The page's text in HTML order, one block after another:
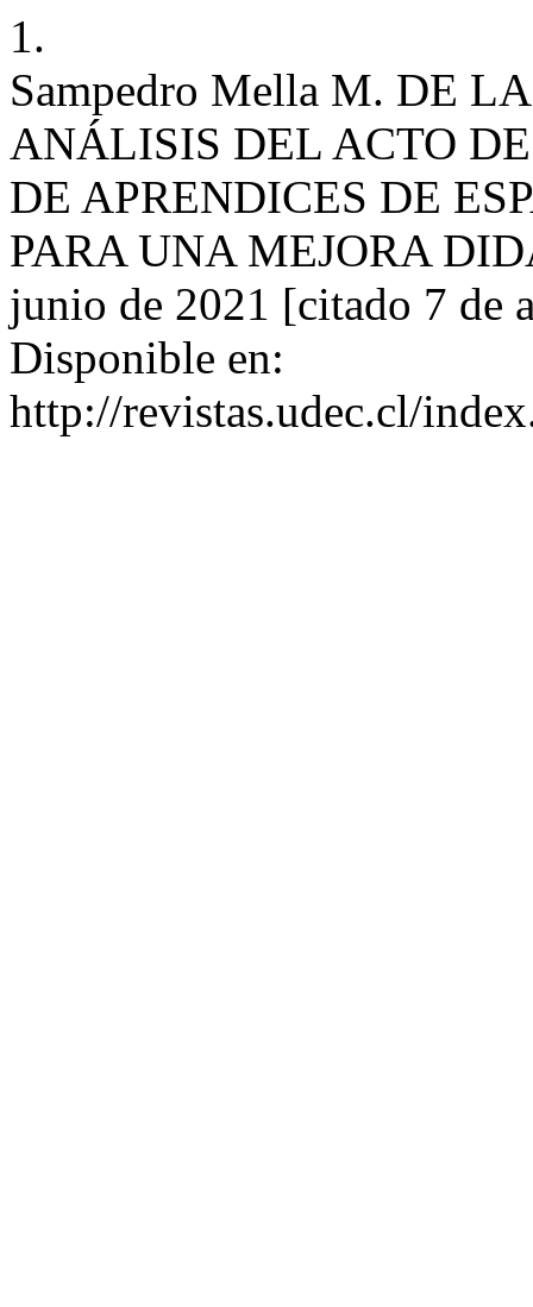
1.
Sampedro Mella M. DE
ANÁLISIS DEL ACTO
DE APRENDICES DE
PARA UNA MEJORA
junio de 2021 [citado 7 de
Disponible en:
http://revistas.udec.cl/